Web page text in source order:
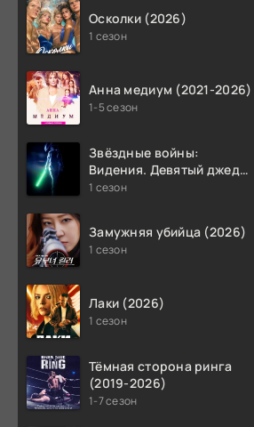
Осколки (2026)
1 сезон
Анна медиум (2021-2026)
1-5 сезон
Звёздные войны:
Видения. Девятый джедай
(2026)
1 сезон
Замужняя убийца (2026)
1 сезон
Лаки (2026)
1 сезон
Тёмная сторона ринга
(2019-2026)
1-7 сезон